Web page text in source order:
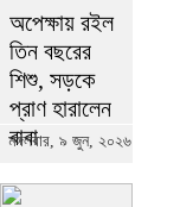
অপেক্ষায় রইল
তিন বছরের
শিশু, সড়কে
প্রাণ হারালেন
বাবা
মঙ্গলবার, ৯ জুন, ২০২৬